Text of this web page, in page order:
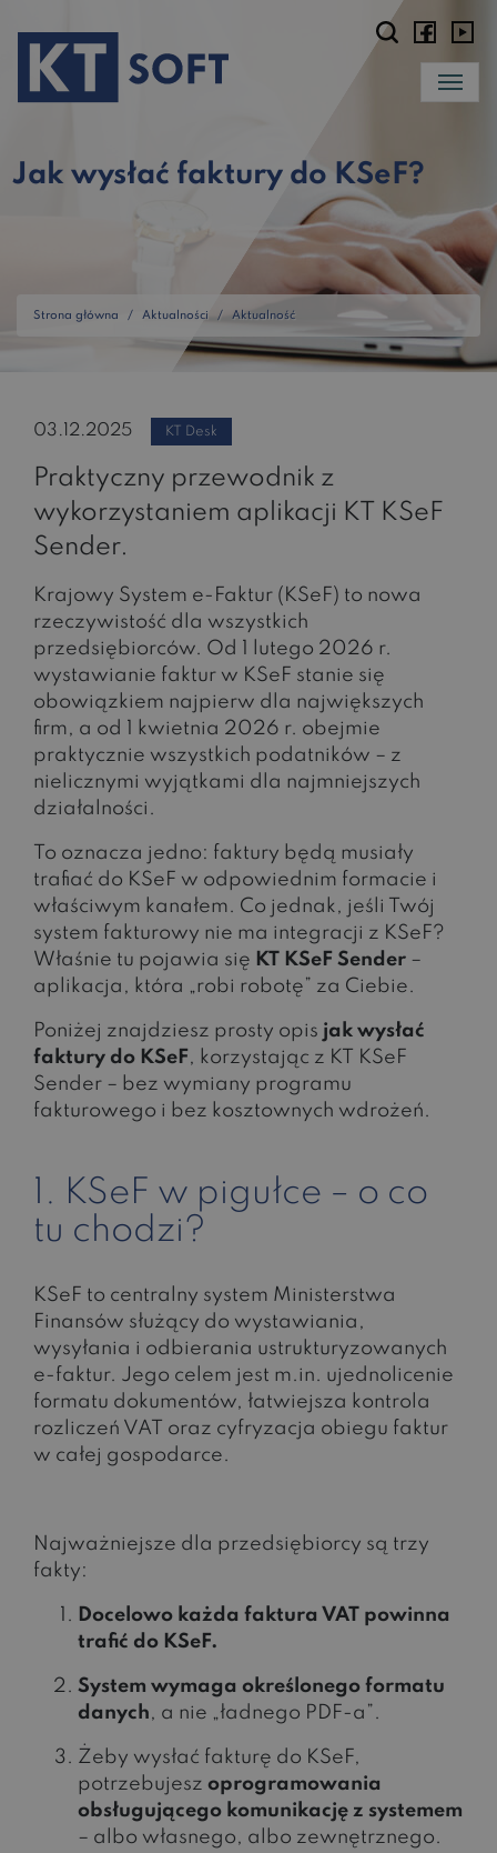
Jak wysłać faktury do KSeF?
Strona główna Aktualności Aktualność
03.12.2025 KT Desk
Praktyczny przewodnik z
wykorzystaniem aplikacji KT KSeF
Sender.
Krajowy System e-Faktur (KSeF) to nowa
rzeczywistość dla wszystkich
przedsiębiorców. Od 1 lutego 2026 r.
wystawianie faktur w KSeF stanie się
obowiązkiem najpierw dla największych
firm, a od 1 kwietnia 2026 r. obejmie
praktycznie wszystkich podatników – z
nielicznymi wyjątkami dla najmniejszych
działalności.
To oznacza jedno: faktury będą musiały
trafiać do KSeF w odpowiednim formacie i
właściwym kanałem. Co jednak, jeśli Twój
system fakturowy nie ma integracji z KSeF?
Właśnie tu pojawia się KT KSeF Sender –
aplikacja, która „robi robotę” za Ciebie.
Poniżej znajdziesz prosty opis jak wysłać
faktury do KSeF, korzystając z KT KSeF
Sender – bez wymiany programu
fakturowego i bez kosztownych wdrożeń.
1. KSeF w pigułce – o co
tu chodzi?
KSeF to centralny system Ministerstwa
Finansów służący do wystawiania,
wysyłania i odbierania ustrukturyzowanych
e-faktur. Jego celem jest m.in. ujednolicenie
formatu dokumentów, łatwiejsza kontrola
rozliczeń VAT oraz cyfryzacja obiegu faktur
w całej gospodarce.
Najważniejsze dla przedsiębiorcy są trzy
fakty:
Docelowo każda faktura VAT powinna
trafić do KSeF.
System wymaga określonego formatu
danych , a nie „ładnego PDF-a”.
Żeby wysłać fakturę do KSeF,
potrzebujesz oprogramowania
obsługującego komunikację z systemem
– albo własnego, albo zewnętrznego.